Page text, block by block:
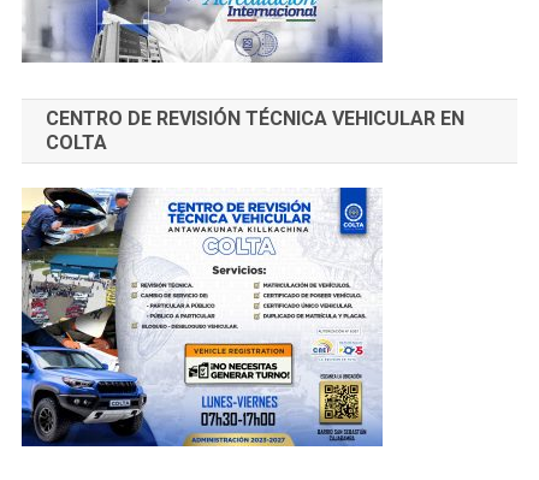
CENTRO DE REVISIÓN TÉCNICA VEHICULAR EN
COLTA